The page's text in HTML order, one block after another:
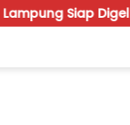
Wahrul Fauzi